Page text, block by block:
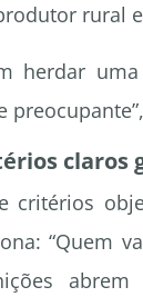
rural
herdar
preocupante”
claros
critérios
“Quem